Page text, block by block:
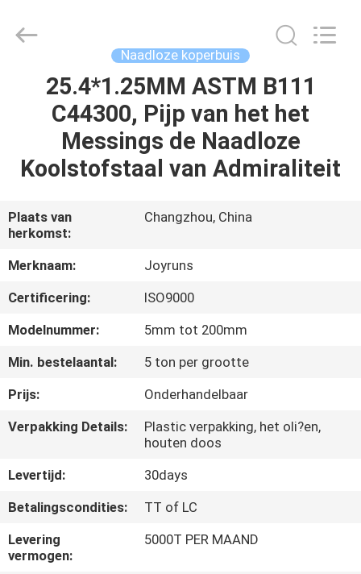
HUIS
PRODUCTEN
DE
V.S.
FABRIEKSREIS
CONTACTEER
ONS
VERZOEK
OM
EEN
CITAAT
Joyruns
Steel
Naadloze koperbuis
25.4*1.25MM ASTM B111
C44300, Pijp van het het
Messings de Naadloze
Koolstofstaal van Admiraliteit
Plaats van
herkomst:
Changzhou, China
Merknaam:
Joyruns
Certificering:
ISO9000
Modelnummer:
5mm tot 200mm
Min. bestelaantal:
5 ton per grootte
Prijs:
Onderhandelbaar
Verpakking Details:
Plastic verpakking, het oli?en,
houten doos
Levertijd:
30days
Betalingscondities:
TT of LC
Levering
vermogen:
5000T PER MAAND